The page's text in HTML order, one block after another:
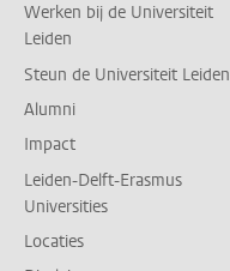
Werken bij de Universiteit
Leiden
Steun de Universiteit Leiden
Alumni
Impact
Leiden-Delft-Erasmus
Universities
Locaties